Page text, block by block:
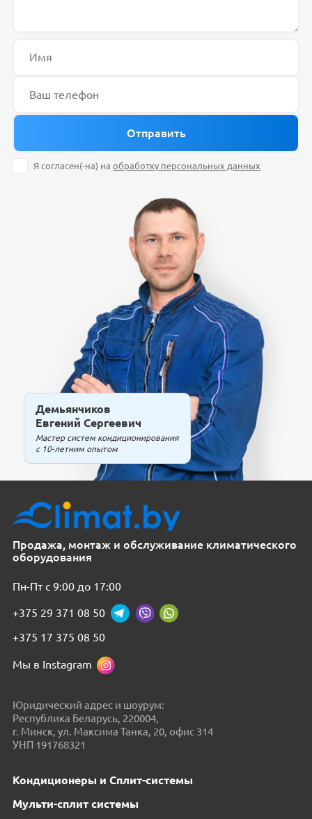
Я согласен(-на) наобработку персональных данных
Демьянчиков
Евгений Сергеевич
Мастер систем кондиционирования
с 10-летним опытом
Продажа, монтаж и обслуживание климатического
оборудования
Пн-Пт с 9:00 до 17:00
+375 29 371 08 50
+375 17 375 08 50
Мы в Instagram
Юридический адрес и шоурум:
Республика Беларусь, 220004,
г. Минск, ул. Максима Танка, 20, офис 314
УНП 191768321
Кондиционеры и Сплит-системы
Мульти-сплит системы